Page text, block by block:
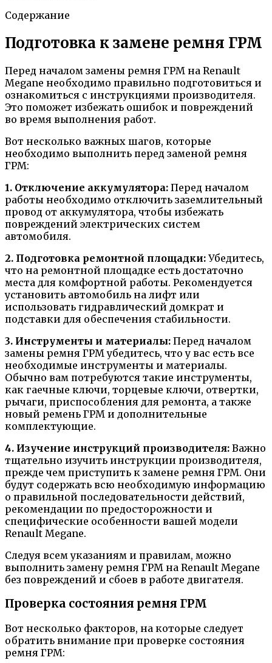
Содержание
Подготовка к замене ремня ГРМ
Перед началом замены ремня ГРМ на Renault
Megane необходимо правильно подготовиться и
ознакомиться с инструкциями производителя.
Это поможет избежать ошибок и повреждений
во время выполнения работ.
Вот несколько важных шагов, которые
необходимо выполнить перед заменой ремня
ГРМ:
1. Отключение аккумулятора: Перед началом
работы необходимо отключить заземлительный
провод от аккумулятора, чтобы избежать
повреждений электрических систем
автомобиля.
2. Подготовка ремонтной площадки: Убедитесь,
что на ремонтной площадке есть достаточно
места для комфортной работы. Рекомендуется
установить автомобиль на лифт или
использовать гидравлический домкрат и
подставки для обеспечения стабильности.
3. Инструменты и материалы: Перед началом
замены ремня ГРМ убедитесь, что у вас есть все
необходимые инструменты и материалы.
Обычно вам потребуются такие инструменты,
как гаечные ключи, торцевые ключи, отвертки,
рычаги, приспособления для ремонта, а также
новый ремень ГРМ и дополнительные
комплектующие.
4. Изучение инструкций производителя: Важно
тщательно изучить инструкции производителя,
прежде чем приступить к замене ремня ГРМ. Они
будут содержать всю необходимую информацию
о правильной последовательности действий,
рекомендации по предосторожности и
специфические особенности вашей модели
Renault Megane.
Следуя всем указаниям и правилам, можно
выполнить замену ремня ГРМ на Renault Megane
без повреждений и сбоев в работе двигателя.
Проверка состояния ремня ГРМ
Вот несколько факторов, на которые следует
обратить внимание при проверке состояния
ремня ГРМ: